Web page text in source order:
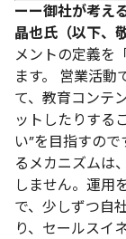
ーー御社が考え
晶也氏（以下、
メントの定義を
ます。
営業活動
て、教育コンテ
ットしたりする
い”を目指すので
るメカニズムは
しません。運用
で、少しずつ自
り、セールスイ